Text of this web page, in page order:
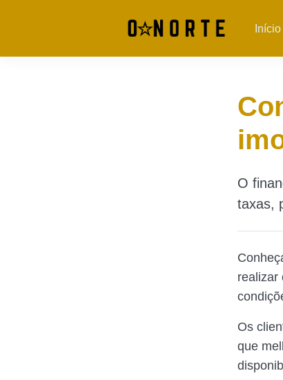
Início
O
taxas,
realizar
Os
que